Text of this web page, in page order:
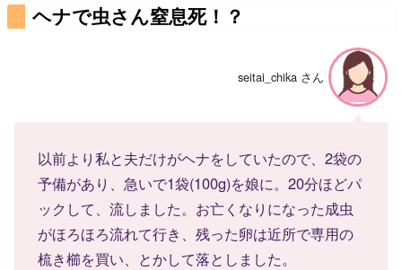
ヘナで虫さん窒息死！？
seitai_chika さん
以前より私と夫だけがヘナをしていたので、2袋の
予備があり、急いで1袋(100g)を娘に。20分ほどパ
ックして、流しました。お亡くなりになった成虫
がほろほろ流れて行き、残った卵は近所で専用の
梳き櫛を買い、とかして落としました。